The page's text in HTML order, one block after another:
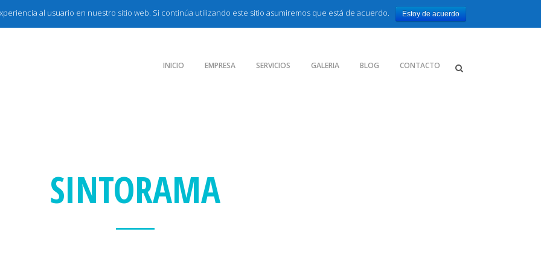
INICIO EMPRESA SERVICIOS GALERIA BLOG CONTACTO
SINTORAMA
al usuario en nuestro sitio web. Si continúa utilizando este sitio asumiremos que está de acuerdo. Estoy de acuerdo